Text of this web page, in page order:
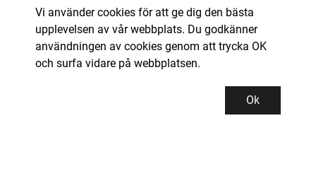
Vi använder cookies för att ge dig den bästa
upplevelsen av vår webbplats. Du godkänner
användningen av cookies genom att trycka OK
och surfa vidare på webbplatsen.
Ok